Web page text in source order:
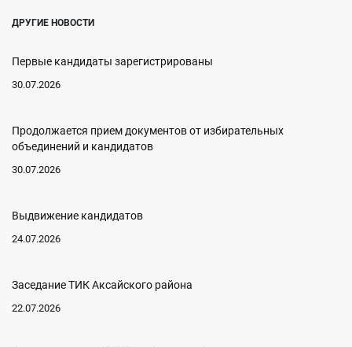
ДРУГИЕ НОВОСТИ
Первые кандидаты зарегистрированы
30.07.2026
Продолжается прием документов от избирательных
объединений и кандидатов
30.07.2026
Выдвижение кандидатов
24.07.2026
Заседание ТИК Аксайского района
22.07.2026